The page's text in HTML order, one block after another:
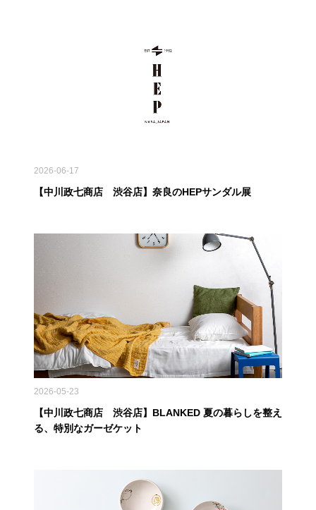
2026-06-17
【中川政七商店 渋谷店】奈良のHEPサンダル展
2026-05-23
【中川政七商店 渋谷店】BLANKED 夏の暮らしを整え
る、特別なガーゼケット